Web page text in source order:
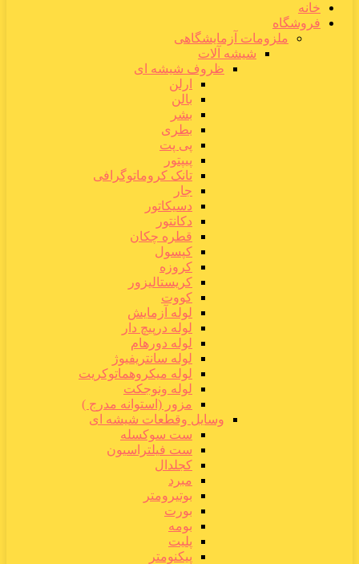
خانه
فروشگاه
ملزومات آزمایشگاهی
شیشه آلات
ظروف شیشه ای
ارلن
بالن
بشر
بطری
پی پت
پیپتور
تانک کروماتوگرافی
جار
دسیکاتور
دکانتور
قطره چکان
کپسول
کروزه
کریستالیزور
کووت
لوله آزمایش
لوله درپیچ دار
لوله دورهام
لوله سانتریفیوژ
لوله میکروهماتوکریت
لوله ونوجکت
مزور (استوانه مدرج )
وسایل وقطعات شیشه ای
ست سوکسله
ست فیلتراسیون
کجلدال
مبرد
بوتیرومتر
بورت
بومه
پلیت
پیکنومتر